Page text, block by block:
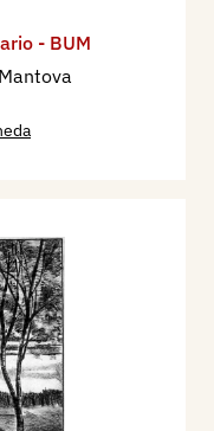
- BUM